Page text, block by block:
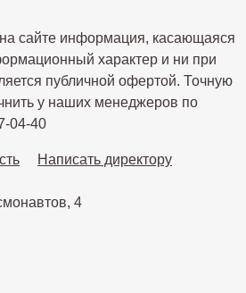
сайте информация, касающаяся
характер и ни при
публичной офертой. Точную
у наших менеджеров по
04-40
Написать директору
4